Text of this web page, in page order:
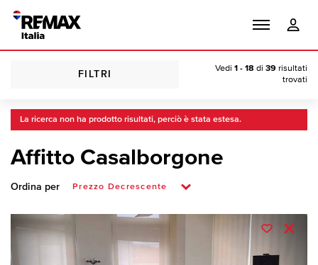
FILTRI
Vedi 1 - 18 di 39 risultati
trovati
La ricerca non ha prodotto risultati, perciò è stata estesa.
Affitto Casalborgone
Ordina per